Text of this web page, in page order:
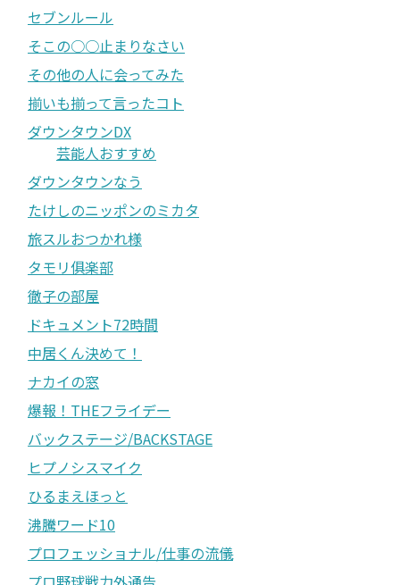
セブンルール
そこの○○止まりなさい
その他の人に会ってみた
揃いも揃って言ったコト
ダウンタウンDX
芸能人おすすめ
ダウンタウンなう
たけしのニッポンのミカタ
旅スルおつかれ様
タモリ俱楽部
徹子の部屋
ドキュメント72時間
中居くん決めて！
ナカイの窓
爆報！THEフライデー
バックステージ/BACKSTAGE
ヒプノシスマイク
ひるまえほっと
沸騰ワード10
プロフェッショナル/仕事の流儀